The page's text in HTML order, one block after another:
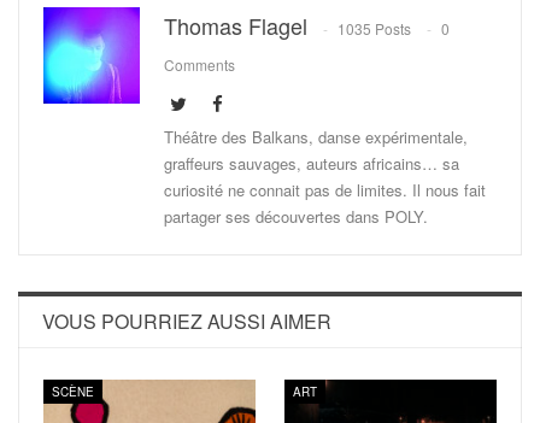
Thomas Flagel 1035 Posts
0
Comments
Théâtre des Balkans, danse expérimentale,
graffeurs sauvages, auteurs africains… sa
curiosité ne connait pas de limites. Il nous fait
partager ses découvertes dans POLY.
VOUS POURRIEZ AUSSI AIMER
SCÈNE ART